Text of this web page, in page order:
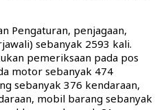
Pengaturan, penjagaan,
sebanyak 2593 kali.
pemeriksaan pada pos
motor sebanyak 474
sebanyak 376 kendaraan,
mobil barang sebanyak